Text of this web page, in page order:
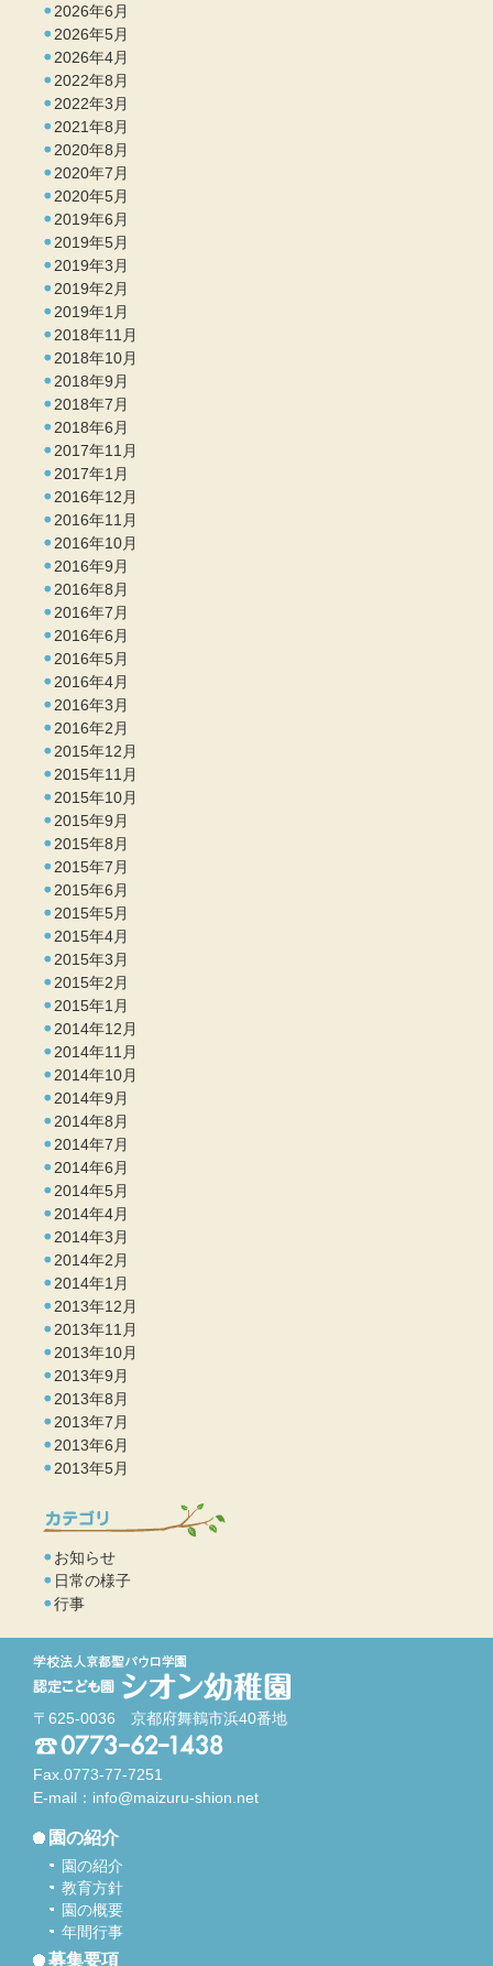
2026年6月
2026年5月
2026年4月
2022年8月
2022年3月
2021年8月
2020年8月
2020年7月
2020年5月
2019年6月
2019年5月
2019年3月
2019年2月
2019年1月
2018年11月
2018年10月
2018年9月
2018年7月
2018年6月
2017年11月
2017年1月
2016年12月
2016年11月
2016年10月
2016年9月
2016年8月
2016年7月
2016年6月
2016年5月
2016年4月
2016年3月
2016年2月
2015年12月
2015年11月
2015年10月
2015年9月
2015年8月
2015年7月
2015年6月
2015年5月
2015年4月
2015年3月
2015年2月
2015年1月
2014年12月
2014年11月
2014年10月
2014年9月
2014年8月
2014年7月
2014年6月
2014年5月
2014年4月
2014年3月
2014年2月
2014年1月
2013年12月
2013年11月
2013年10月
2013年9月
2013年8月
2013年7月
2013年6月
2013年5月
お知らせ
日常の様子
行事
〒625-0036 京都府舞鶴市浜40番地
Fax.0773-77-7251
E-mail： info@maizuru-shion.net
園の紹介
園の紹介
教育方針
園の概要
年間行事
募集要項